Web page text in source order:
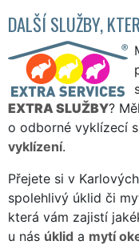
DALŠÍ SLUŽBY,
EXTRA SLUŽBY?
o odborné vyklízecí
vyklízení.
Přejete si v
spolehlivý úklid či
která vám zajistí
u nás úklid a mytí